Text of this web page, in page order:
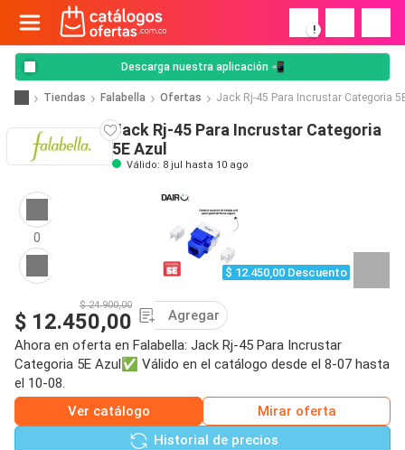
!
Descarga nuestra aplicación 📲
Tiendas Falabella Ofertas Jack Rj-45 Para Incrustar Categoria
Jack Rj-45 Para Incrustar Categoria
5E Azul
Válido: 8 jul hasta 10 ago
0
$ 12.450,00 Descuento
$ 24.900,00
$ 12.450,00
Agregar
Ahora en oferta en Falabella: Jack Rj-45 Para Incrustar
Categoria 5E Azul✅ Válido en el catálogo desde el 8-07 hasta
el 10-08.
Ver catálogo
Mirar oferta
Historial de precios